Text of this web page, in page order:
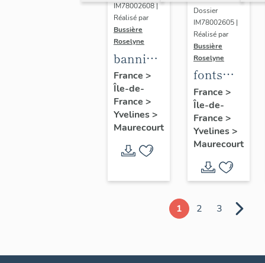
IM78002608 |
Réalisé par
Bussière
Roselyne
bannière
de
procession
de la
congrégation
des
Enfants
France >
Île-de-
France >
Yvelines>
Maurecourt
Dossier
IM78002605 |
Réalisé par
Bussière
Roselyne
fonts
baptismaux
n°1
France >
Île-de-
France >
Yvelines>
Maurecourt
1 2 3